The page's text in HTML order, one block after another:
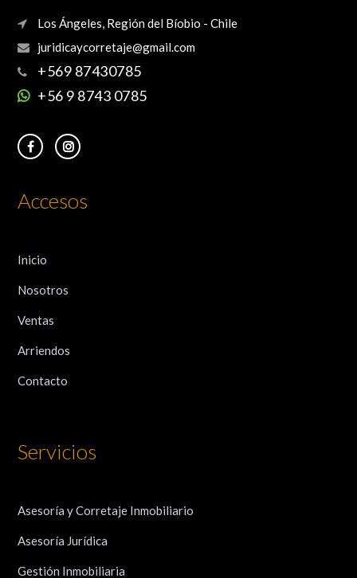
Los Ángeles, Región del Bíobio - Chile
+569 87430785
+56 9 8743 0785
Accesos
Inicio
Nosotros
Ventas
Arriendos
Contacto
Servicios
Asesoría y Corretaje Inmobiliario
Asesoría Jurídica
Gestión Inmobiliaria